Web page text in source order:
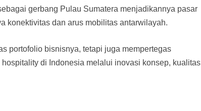
gerbang Pulau Sumatera menjadikannya pasar
konektivitas dan arus mobilitas antarwilayah.
portofolio bisnisnya, tetapi juga mempertegas
di Indonesia melalui inovasi konsep, kualitas